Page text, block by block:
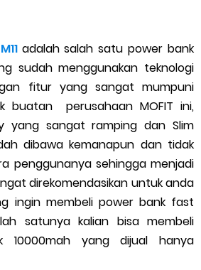
Food yang Perlu Kamu Ketahui
Untuk Lala Motor dan Mobil 2023
Akun Gopay Biasa dan Upgrade
QR dan Barcode Shopeepay
dan Penjelasan Resi Gosend
ke Shopeepay Tanpa Potongan
Shopee Food 2022
Lalamove dan Jam Operasionalnya
adalah salah satu power bank
sudah menggunakan teknologi
fitur yang sangat mumpuni
buatan perusahaan MOFIT ini,
yang sangat ramping dan Slim
dibawa kemanapun dan tidak
penggunanya sehingga menjadi
direkomendasikan untuk anda
ingin membeli power bank fast
satunya kalian bisa membeli
10000mah yang dijual hanya